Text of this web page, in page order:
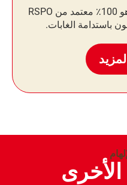
زيت النخيل الذي نستخدمه هو 100٪ معتمد من RSPO
باستدامة الغابات.